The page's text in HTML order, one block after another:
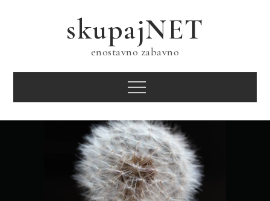
skupajNET
enostavno zabavno
Menu